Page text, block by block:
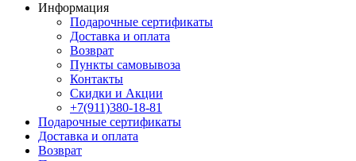
Информация
Подарочные сертификаты
Доставка и оплата
Возврат
Пункты самовывоза
Контакты
Скидки и Акции
+7(911)380-18-81
Подарочные сертификаты
Доставка и оплата
Возврат